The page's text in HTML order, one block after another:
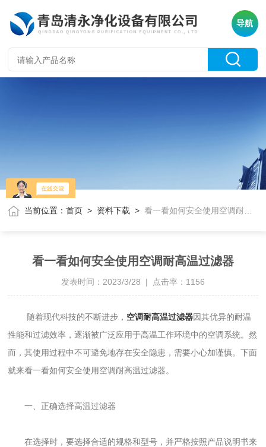
导航
当前位置：首页 > 资料下载 >看一看如何安全使用空调耐高温过滤器
看一看如何安全使用空调耐高温过滤器
发表时间：2023/3/28 | 点击率：1156
随着现代科技的不断进步， 空调耐高温过滤器因其优异的耐温
性能和过滤效率，逐渐被广泛应用于高温工作环境中的空调系统。然
而，其使用过程中不可避免地存在安全隐患，需要小心加谨慎。下面
就来看一看如何安全使用空调耐高温过滤器。
一、正确选择高温过滤器
在选择时，要选择合适的规格和型号，并严格按照产品说明书来